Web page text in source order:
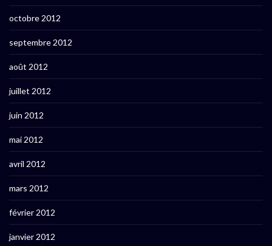
octobre 2012
septembre 2012
août 2012
juillet 2012
juin 2012
mai 2012
avril 2012
mars 2012
février 2012
janvier 2012